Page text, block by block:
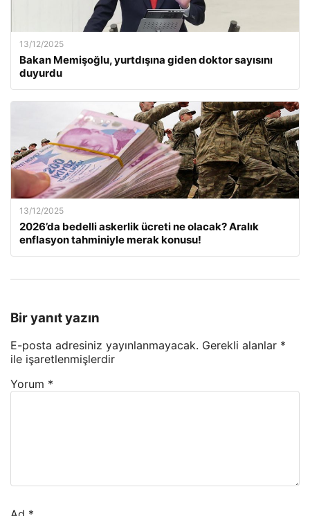
13/12/2025
Bakan Memişoğlu, yurtdışına giden doktor sayısını
duyurdu
13/12/2025
2026’da bedelli askerlik ücreti ne olacak? Aralık
enflasyon tahminiyle merak konusu!
Bir yanıt yazın
E-posta adresiniz yayınlanmayacak. Gerekli alanlar *
ile işaretlenmişlerdir
Yorum *